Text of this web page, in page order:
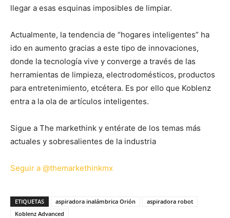
llegar a esas esquinas imposibles de limpiar.
Actualmente, la tendencia de “hogares inteligentes” ha
ido en aumento gracias a este tipo de innovaciones,
donde la tecnología vive y converge a través de las
herramientas de limpieza, electrodomésticos, productos
para entretenimiento, etcétera. Es por ello que Koblenz
entra a la ola de artículos inteligentes.
Sigue a The markethink y entérate de los temas más
actuales y sobresalientes de la industria
Seguir a @themarkethinkmx
ETIQUETAS aspiradora inalámbrica Orión
aspiradora robot
Koblenz Advanced